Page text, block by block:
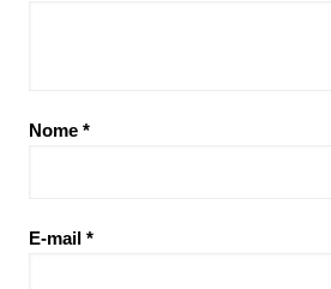
Nome *
E-mail *